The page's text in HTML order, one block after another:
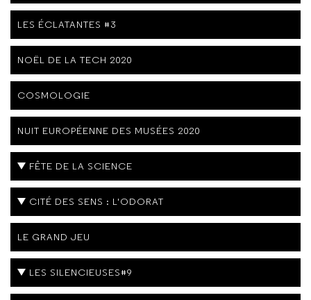
LES ÉCLATANTES #3
NOËL DE LA TECH 2020
COSMOLOGIE
NUIT EUROPÉENNE DES MUSÉES 2020
FÊTE DE LA SCIENCE
CITÉ DES SENS : L'ODORAT
LE GRAND JEU
LES SILENCIEUSES#9